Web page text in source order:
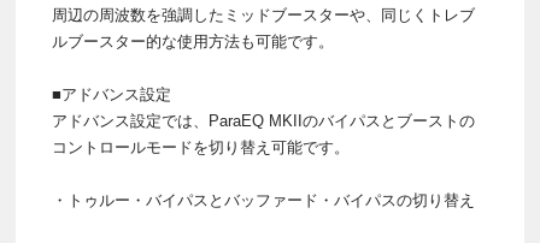
周辺の周波数を強調したミッドブースターや、同じくトレブ
ルブースター的な使用方法も可能です。
■アドバンス設定
アドバンス設定では、ParaEQ MKIIのバイパスとブーストの
コントロールモードを切り替え可能です。
・トゥルー・バイパスとバッファード・バイパスの切り替え